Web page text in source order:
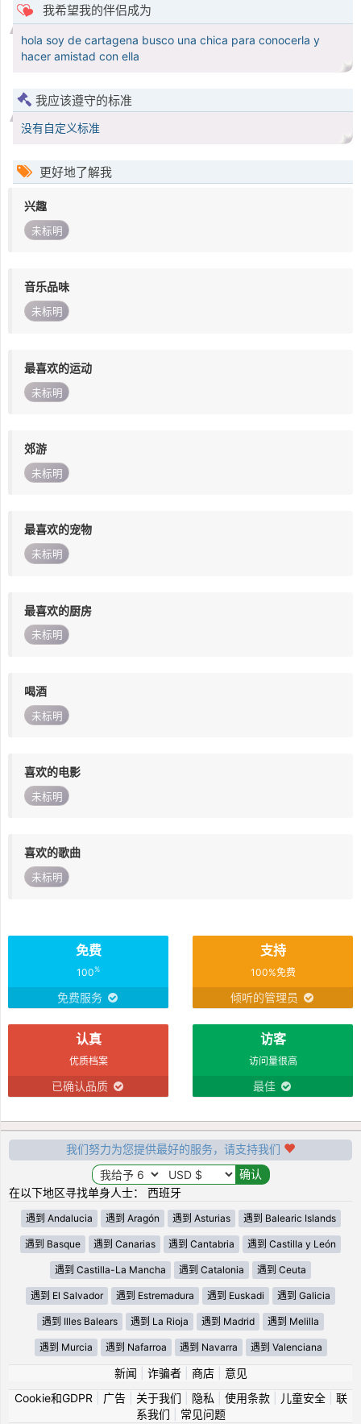
我希望我的伴侣成为
hola soy de cartagena busco una chica para conocerla y
hacer amistad con ella
我应该遵守的标准
没有自定义标准
更好地了解我
兴趣
未标明
音乐品味
未标明
最喜欢的运动
未标明
郊游
未标明
最喜欢的宠物
未标明
最喜欢的厨房
未标明
喝酒
未标明
喜欢的电影
未标明
喜欢的歌曲
未标明
免费
100%
免费服务
支持
100%免费
倾听的管理员
认真
优质档案
已确认品质
访客
访问量很高
最佳
我们努力为您提供最好的服务，请支持我们
在以下地区寻找单身人士： 西班牙
遇到 Andalucia 遇到 Aragón 遇到 Asturias 遇到 Balearic Islands
遇到 Basque 遇到 Canarias 遇到 Cantabria 遇到 Castilla y León
遇到 Castilla-La Mancha 遇到 Catalonia 遇到 Ceuta
遇到 El Salvador 遇到 Estremadura 遇到 Euskadi 遇到 Galicia
遇到 Illes Balears 遇到 La Rioja 遇到 Madrid 遇到 Melilla
遇到 Murcia 遇到 Nafarroa 遇到 Navarra 遇到 Valenciana
新闻 诈骗者| 商店| 意见
Cookie和GDPR
广告| 关于我们 隐私 使用条款| 儿童安全| 联
系我们
常见问题